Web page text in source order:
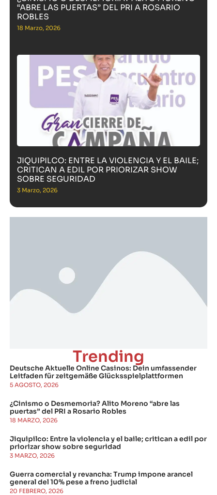
“ABRE LAS PUERTAS” DEL PRI A ROSARIO
ROBLES
18 Marzo, 2026
JIQUIPILCO: ENTRE LA VIOLENCIA Y EL BAILE;
CRITICAN A EDIL POR PRIORIZAR SHOW
SOBRE SEGURIDAD
3 Marzo, 2026
Trending
Deutsche Aktuelle Online Casinos: Dein umfassender
Leitfaden für zeitgemäße Glücksspielplattformen
5 AGOSTO, 2026
¿Cinismo o Desmemoria? Alito Moreno “abre las
puertas” del PRI a Rosario Robles
18 MARZO, 2026
Jiquipilco: Entre la violencia y el baile; critican a edil por
priorizar show sobre seguridad
3 MARZO, 2026
Guerra comercial y revancha: Trump impone arancel
general del 10% pese a freno judicial
20 FEBRERO, 2026